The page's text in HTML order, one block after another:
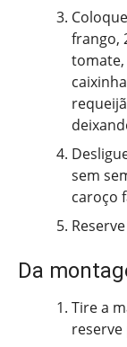
frango,
sem
caroço
Da
Tire a
reserve